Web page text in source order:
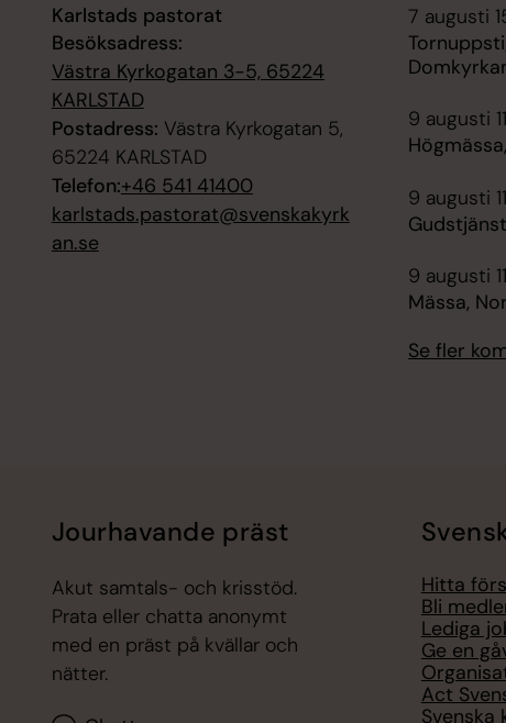
Karlstads pastorat
Besöksadress:
Västra Kyrkogatan 3-5, 65224
KARLSTAD
Postadress: Västra Kyrkogatan 5,
65224 KARLSTAD
Telefon:+46 541 41400
karlstads.pastorat@svenskakyrk
an.se
7 augusti
9 augusti
9 augusti
9 augusti
Mässa,
Se fler
Jourhavande präst
Akut samtals- och krisstöd.
Prata eller chatta anonymt
med en präst på kvällar och
nätter.
Hitta
Bli
Lediga
Ge en
Act
Svenska